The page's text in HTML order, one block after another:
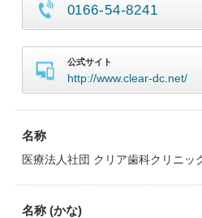
0166-54-8241
公式サイト
http://www.clear-dc.net/
名称
医療法人社団 クリア歯科クリニッ
名称 (かな)